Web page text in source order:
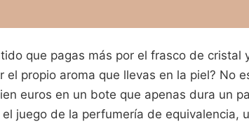
que pagas más por el frasco de cristal
el propio aroma que llevas en la piel? No
euros en un bote que apenas dura un
juego de la perfumería de equivalencia,